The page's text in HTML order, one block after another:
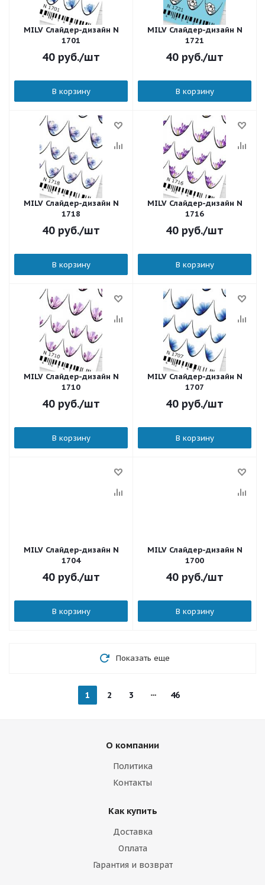
MILV Слайдер-дизайн N
1701
40 руб./шт
В корзину
MILV Слайдер-дизайн N
1721
40 руб./шт
В корзину
MILV Слайдер-дизайн N
1718
40 руб./шт
В корзину
MILV Слайдер-дизайн N
1716
40 руб./шт
В корзину
MILV Слайдер-дизайн N
1710
40 руб./шт
В корзину
MILV Слайдер-дизайн N
1707
40 руб./шт
В корзину
MILV Слайдер-дизайн N
1704
40 руб./шт
В корзину
MILV Слайдер-дизайн N
1700
40 руб./шт
В корзину
Показать еще
1 2 3 46
О компании
Политика
Контакты
Как купить
Доставка
Оплата
Гарантия и возврат